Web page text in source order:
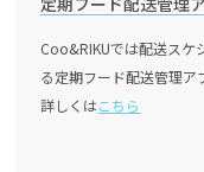
Coo&RIKUでは配送スケ
る定期フード配送管理ア
詳しくはこちら